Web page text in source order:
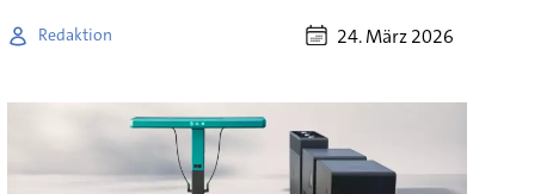
Redaktion 24. März 2026